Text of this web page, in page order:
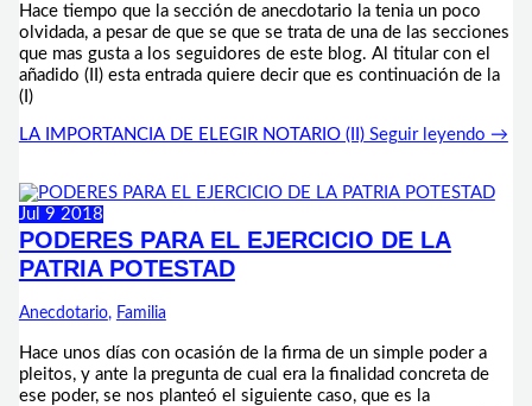
Hace tiempo que la sección de anecdotario la tenia un poco
olvidada, a pesar de que se que se trata de una de las secciones
que mas gusta a los seguidores de este blog. Al titular con el
añadido (II) esta entrada quiere decir que es continuación de la
(I)
LA IMPORTANCIA DE ELEGIR NOTARIO (II)Seguir leyendo →
Jul 9 2018
PODERES PARA EL EJERCICIO DE LA
PATRIA POTESTAD
Anecdotario, Familia
Hace unos días con ocasión de la firma de un simple poder a
pleitos, y ante la pregunta de cual era la finalidad concreta de
ese poder, se nos planteó el siguiente caso, que es la